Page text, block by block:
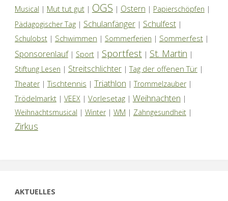
Musical | Mut tut gut| OGS | Ostern | Papierschöpfen |
Pädagogischer Tag| Schulanfänger| Schulfest|
Schulobst| Schwimmen | Sommerferien | Sommerfest|
Sponsorenlauf| Sport| Sportfest | St. Martin |
Stiftung Lesen | Streitschlichter|Tag der offenen Tür|
Theater|Tischtennis | Triathlon | Trommelzauber|
Trödelmarkt| VEEX | Vorlesetag| Weihnachten |
Weihnachtsmusical | Winter| WM | Zahngesundheit|
Zirkus
AKTUELLES